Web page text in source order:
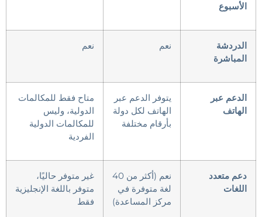
الأسبوع
الدردشة
المباشرة
نعم نعم
الدعم عبر
الهاتف
يتوفر الدعم عبر
الهاتف لكل دولة
بأرقام مختلفة
متاح فقط للمكالمات
الدولية، وليس
للمكالمات الدولية
الفردية
دعم متعدد
اللغات
نعم (أكثر من 40
لغة متوفرة في
مركز المساعدة)
غير متوفر حاليًا،
متوفر باللغة الإنجليزية
فقط